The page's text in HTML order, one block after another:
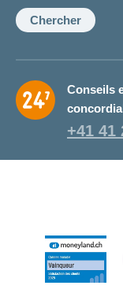
conseillère:
Chercher
Conseils
+41 41